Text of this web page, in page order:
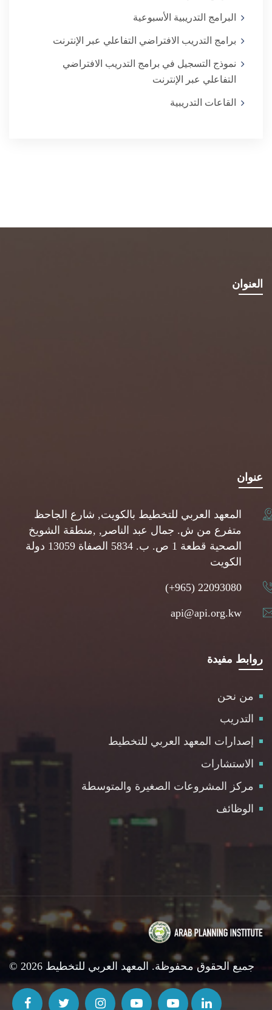
البرامج التدريبية الأسبوعية
برامج التدريب الافتراضي التفاعلي عبر الإنترنت
نموذج التسجيل في برامج التدريب الافتراضي
التفاعلي عبر الإنترنت
القاعات التدريبية
العنوان
عنوان
المعهد العربي للتخطيط بالكويت, شارع الجاحظ
متفرع من ش. جمال عبد الناصر, ,منطقة الشويخ
الصحية قطعة 1 ص. ب. 5834 الصفاة 13059 دولة
الكويت
(+965) 22093080
api@api.org.kw
روابط مفيدة
من نحن
التدريب
إصدارات المعهد العربي للتخطيط
الاستشارات
مركز المشروعات الصغيرة والمتوسطة
الوظائف
© 2026 جميع الحقوق محفوظة. المعهد العربي للتخطيط